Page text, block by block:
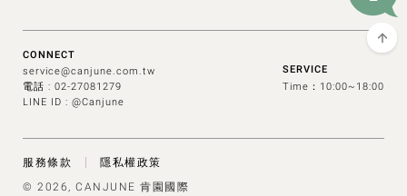
CONNECT
service@canjune.com.tw
電話 : 02-27081279
LINE ID : @Canjune
SERVICE
Time：10:00~18:00
© 2026, CANJUNE 肯園國際
服務條款 隱私權政策